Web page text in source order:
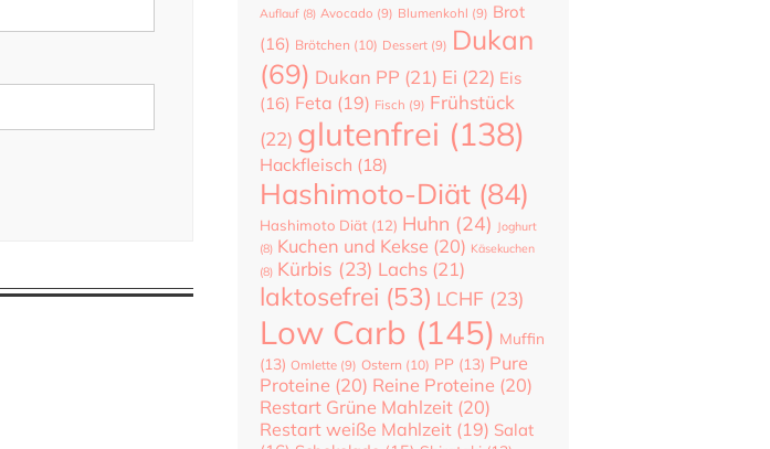
Auflauf (8) Avocado (9) Blumenkohl (9) Brot
(16) Brötchen (10) Dessert (9) Dukan
(69) Dukan PP (21) Ei (22) Eis
(16) Feta (19) Fisch (9) Frühstück
(22) glutenfrei (138)
Hackfleisch (18)
Hashimoto-Diät (84)
Hashimoto Diät (12) Huhn (24) Joghurt
(8) Kuchen und Kekse (20) Käsekuchen
(8) Kürbis (23) Lachs (21)
laktosefrei (53) LCHF (23)
Low Carb (145) Muffin
(13) Omlette (9) Ostern (10) PP (13) Pure
Proteine (20) Reine Proteine (20)
Restart Grüne Mahlzeit (20)
Restart weiße Mahlzeit (19) Salat